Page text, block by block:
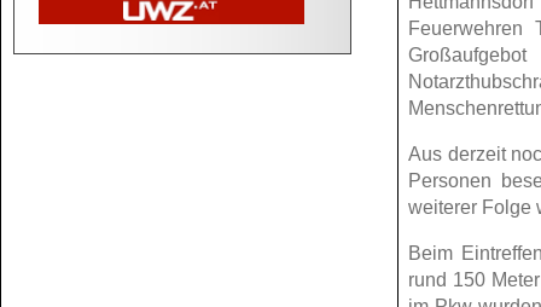
Feuerwehren
Aus derzeit
Personen
weiterer Folge
Beim
rund 150